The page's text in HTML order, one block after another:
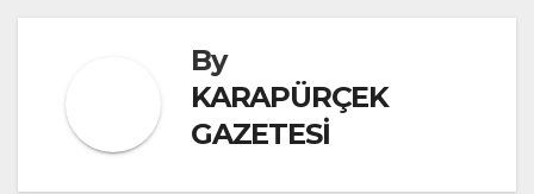
By
KARAPÜRÇEK
GAZETESİ